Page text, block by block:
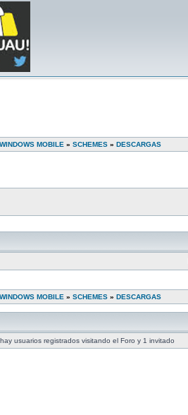
MOBILE » SCHEMES » DESCARGAS
MOBILE » SCHEMES » DESCARGAS
usuarios registrados visitando el Foro y 1 invitado